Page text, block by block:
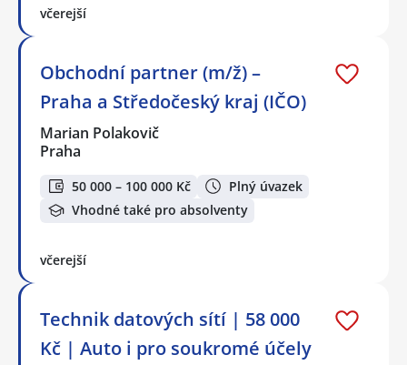
včerejší
Obchodní partner (m/ž) –
Praha a Středočeský kraj (IČO)
Marian Polakovič
Praha
50 000 – 100 000 Kč
Plný úvazek
Vhodné také pro absolventy
včerejší
Technik datových sítí | 58 000
Kč | Auto i pro soukromé účely